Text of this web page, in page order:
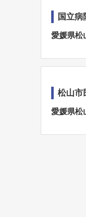
国立
愛媛県松
松山市
愛媛県松